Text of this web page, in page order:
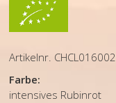
Artikelnr. CHCL016002
Farbe:
intensives Rubinrot